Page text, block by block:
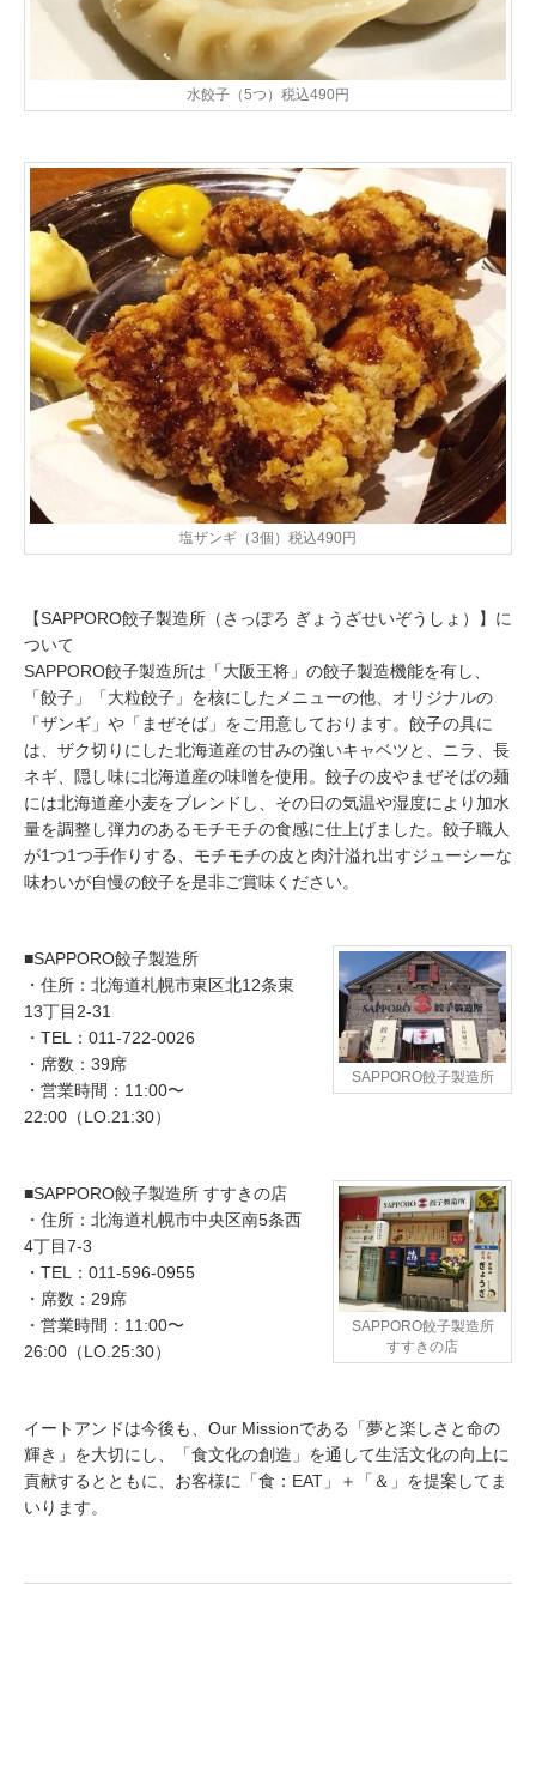
水餃子（5つ）税込490円
塩ザンギ（3個）税込490円
【SAPPORO餃子製造所（さっぽろ ぎょうざせいぞうしょ）】に
ついて
SAPPORO餃子製造所は「大阪王将」の餃子製造機能を有し、
「餃子」「大粒餃子」を核にしたメニューの他、オリジナルの
「ザンギ」や「まぜそば」をご用意しております。餃子の具に
は、ザク切りにした北海道産の甘みの強いキャベツと、ニラ、長
ネギ、隠し味に北海道産の味噌を使用。餃子の皮やまぜそばの麺
には北海道産小麦をブレンドし、その日の気温や湿度により加水
量を調整し弾力のあるモチモチの食感に仕上げました。餃子職人
が1つ1つ手作りする、モチモチの皮と肉汁溢れ出すジューシーな
味わいが自慢の餃子を是非ご賞味ください。
SAPPORO餃子製造所
■SAPPORO餃子製造所
・住所：北海道札幌市東区北12条東
13丁目2-31
・TEL：011-722-0026
・席数：39席
・営業時間：11:00〜
22:00（LO.21:30）
SAPPORO餃子製造所
すすきの店
■SAPPORO餃子製造所 すすきの店
・住所：北海道札幌市中央区南5条西
4丁目7-3
・TEL：011-596-0955
・席数：29席
・営業時間：11:00〜
26:00（LO.25:30）
イートアンドは今後も、Our Missionである「夢と楽しさと命の
輝き」を大切にし、「食文化の創造」を通して生活文化の向上に
貢献するとともに、お客様に「食：EAT」＋「＆」を提案してま
いります。